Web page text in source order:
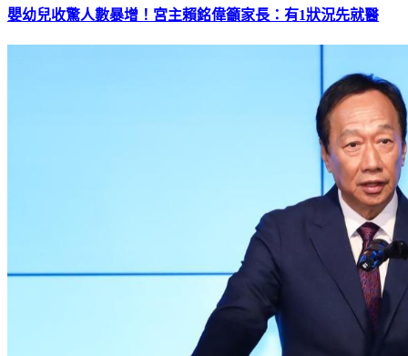
嬰幼兒收驚人數暴增！宮主賴銘偉籲家長：有1狀況先就醫